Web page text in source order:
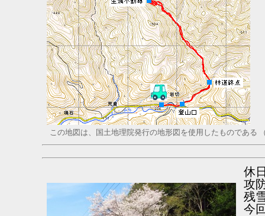
この地図は、国土地理院発行の地形図を使用したものである
休
攻
残
今